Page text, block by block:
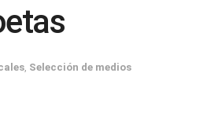
Selección de medios